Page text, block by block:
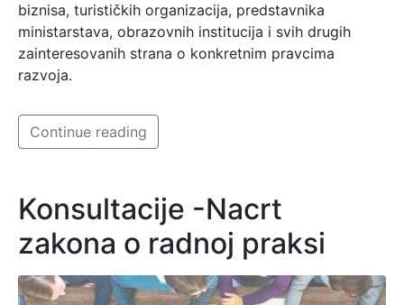
biznisa, turističkih organizacija, predstavnika
ministarstava, obrazovnih institucija i svih drugih
zainteresovanih strana o konkretnim pravcima
razvoja.
Continue reading
Konsultacije -Nacrt
zakona o radnoj praksi